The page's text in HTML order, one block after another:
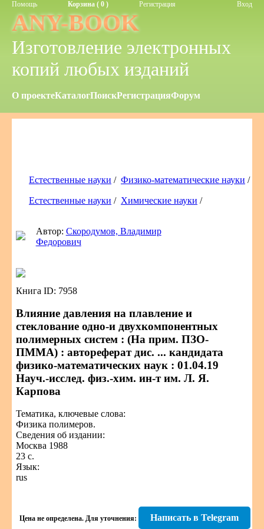
Помощь Корзина ( 0 ) Регистрация Вход
ANY-BOOK
Изготовление электронных
копий любых изданий
О проектеКаталогПоискРегистрацияФорум
Естественные науки / Физико-математические науки /
Естественные науки / Химические науки /
Автор: Скородумов, Владимир
Федорович
Книга ID: 7958
Влияние давления на плавление и
стеклование одно-и двухкомпонентных
полимерных систем : (На прим. ПЗО-
ПММА) : автореферат дис. ... кандидата
физико-математических наук : 01.04.19
Науч.-исслед. физ.-хим. ин-т им. Л. Я.
Карпова
Тематика, ключевые слова:
Физика полимеров.
Сведения об издании:
Москва 1988
23 с.
Язык:
rus
Цена не определена. Для уточнения: Написать в Telegram